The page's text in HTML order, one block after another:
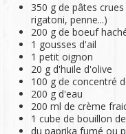
350 g de pâtes
rigatoni, penne...)
200 g de boeuf
1 gousses d'ail
1 petit oignon
20 g d'huile d'olive
100 g de concentré
200 g d'eau
200 ml de crème
1 cube de bouillon
du paprika fumé ou